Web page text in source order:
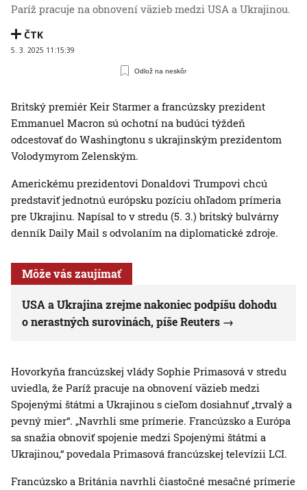
Paríž pracuje na obnovení väzieb medzi USA a Ukrajinou.
ČTK
5. 3. 2025 11:15:39
Odlož na neskôr
Britský premiér Keir Starmer a francúzsky prezident
Emmanuel Macron sú ochotní na budúci týždeň
odcestovať do Washingtonu s ukrajinským prezidentom
Volodymyrom Zelenským.
Americkému prezidentovi Donaldovi Trumpovi chcú
predstaviť jednotnú európsku pozíciu ohľadom prímeria
pre Ukrajinu. Napísal to v stredu (5. 3.) britský bulvárny
denník Daily Mail s odvolaním na diplomatické zdroje.
Môže vás zaujímať
USA a Ukrajina zrejme nakoniec podpíšu dohodu
o nerastných surovinách, píše Reuters
Hovorkyňa francúzskej vlády Sophie Primasová v stredu
uviedla, že Paríž pracuje na obnovení väzieb medzi
Spojenými štátmi a Ukrajinou s cieľom dosiahnuť „trvalý a
pevný mier“. „Navrhli sme prímerie. Francúzsko a Európa
sa snažia obnoviť spojenie medzi Spojenými štátmi a
Ukrajinou,“ povedala Primasová francúzskej televízii LCI.
Francúzsko a Británia navrhli čiastočné mesačné prímerie